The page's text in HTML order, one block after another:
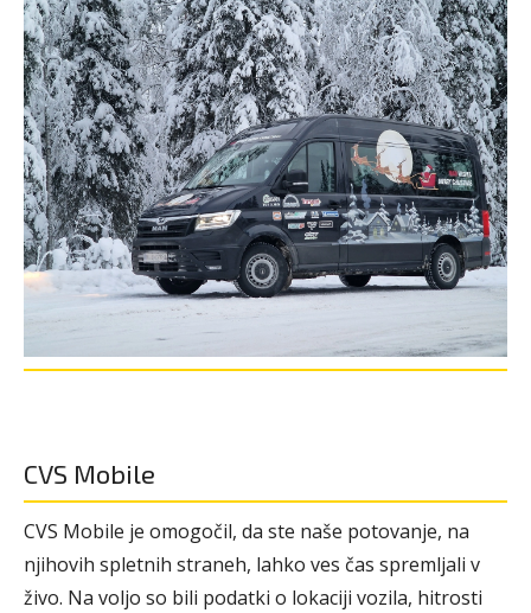
CVS Mobile
CVS Mobile je omogočil, da ste naše potovanje, na
njihovih spletnih straneh, lahko ves čas spremljali v
živo. Na voljo so bili podatki o lokaciji vozila, hitrosti